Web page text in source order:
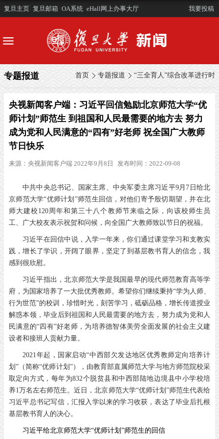
复旦主页 复旦邮箱 OA系统 eHall网上办事大厅 我要投稿
首页 专题报道 “三全育人”综合改革进行时
专题报道
央视新闻客户端：习近平回信勉励北京师范大学“优
师计划”师范生 到祖国和人民最需要的地方去 努力
成为党和人民满意的“四有”好老师 祝全国广大教师
节日快乐
来源： 央视新闻客户端 2022年9月8日 发布时间：2022-09-08
中共中央总书记、国家主席、中央军委主席习近平9月7日给北
京师范大学“优师计划”师范生回信，对他们寄予殷切期望，并在北
师大建校120周年和第三十八个教师节来临之际，向该校师生员
工、广大校友表示祝贺和问候，向全国广大教师致以节日的祝福。
习近平在回信中说，入学一年来，你们通过课堂学习和支教实
践，增长了学识，开阔了眼界，坚定了到基层教书育人的信念，我
感到很欣慰。
习近平指出，北京师范大学是我国最早的现代师范教育高等学
府，为国家培养了一大批优秀教师。希望你们继续秉持“学为人师、
行为世范”的校训，珍惜时光，刻苦学习，砥砺品格，增长传道授业
解惑本领，毕业后到祖国和人民最需要的地方去，努力成为党和人
民满意的“四有”好老师，为培养德智体美劳全面发展的社会主义建
设者和接班人贡献力量。
2021年起，国家启动“中西部欠发达地区优秀教师定向培养计
划”（简称“优师计划”），由教育部直属师范大学与地方师范院校采
取定向方式，每年为832个脱贫县和中西部陆地边境县中小学校培
养1万名左右师范生。近日，北京师范大学“优师计划”师范生代表给
习近平总书记写信，汇报入学以来的学习收获，表达了毕业后扎根
基层教书育人的决心。
习近平给北京师范大学“优师计划”师范生的回信